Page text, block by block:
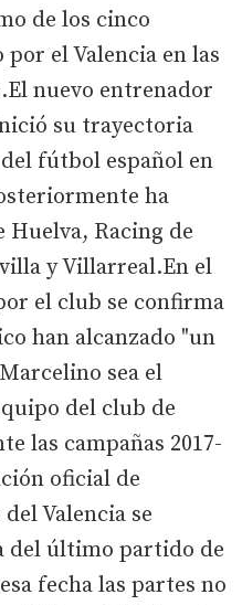
de los cinco
el Valencia en las
nuevo entrenador
su trayectoria
fútbol español en
ha
Racing de
y Villarreal.En el
el club se confirma
han alcanzado "un
sea el
del club de
las campañas 2017-
oficial de
Valencia se
del último partido de
fecha las partes no